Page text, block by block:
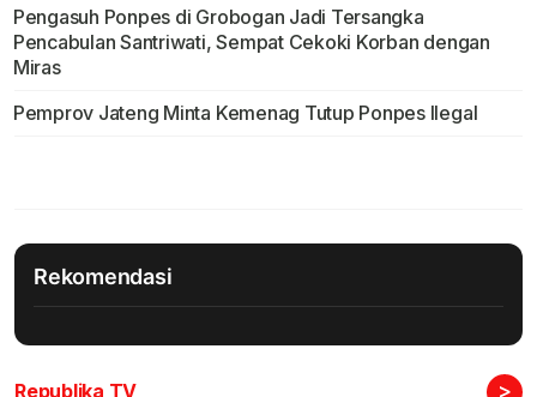
Pengasuh Ponpes di Grobogan Jadi Tersangka
Pencabulan Santriwati, Sempat Cekoki Korban dengan
Miras
Pemprov Jateng Minta Kemenag Tutup Ponpes Ilegal
Rekomendasi
Republika TV >